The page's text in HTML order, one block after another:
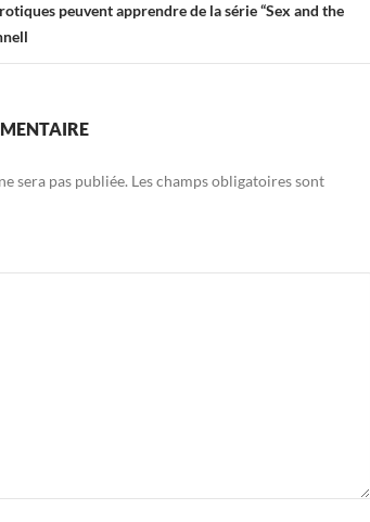
peuvent apprendre de la série “Sex and the
sera pas publiée. Les champs obligatoires sont